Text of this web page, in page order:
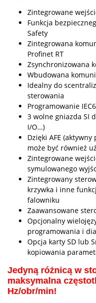
Zintegrowane
Funkcja
Safety
Zintegrowana
Profinet RT
Zsynchronizowana
Wbudowana
Idealny do
sterowania
Programowanie
3 wolne gniazda SI
I/O…)
Dzięki AFE
może być również
Zintegrowane
symulowanego
Zintegrowany
krzywka i inne
falowniku
Zaawansowane
Opcjonalny
programowania i
Opcja karty SD lub
kopiowania
Jedyną różnicą w
maksymalna
Hz/obr/min!